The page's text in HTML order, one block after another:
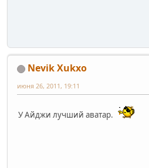
Nevik Xukxo
июня 26, 2011, 19:11
У Айджи лучший аватар.